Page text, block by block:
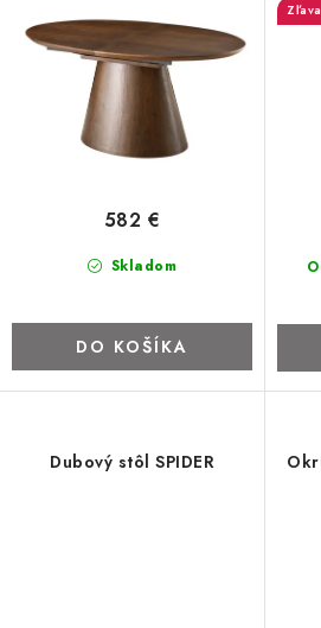
KOMODY A VITRÍNY
POSTELE
ZNAČKY
Napíšte nám
Obchodné
Podmienky ochrany osobných údajov
Hodnotenie obchodu
Odstúpenie od
Skladom
582 €
DO KOŠÍKA
Dubový stôl SPIDER